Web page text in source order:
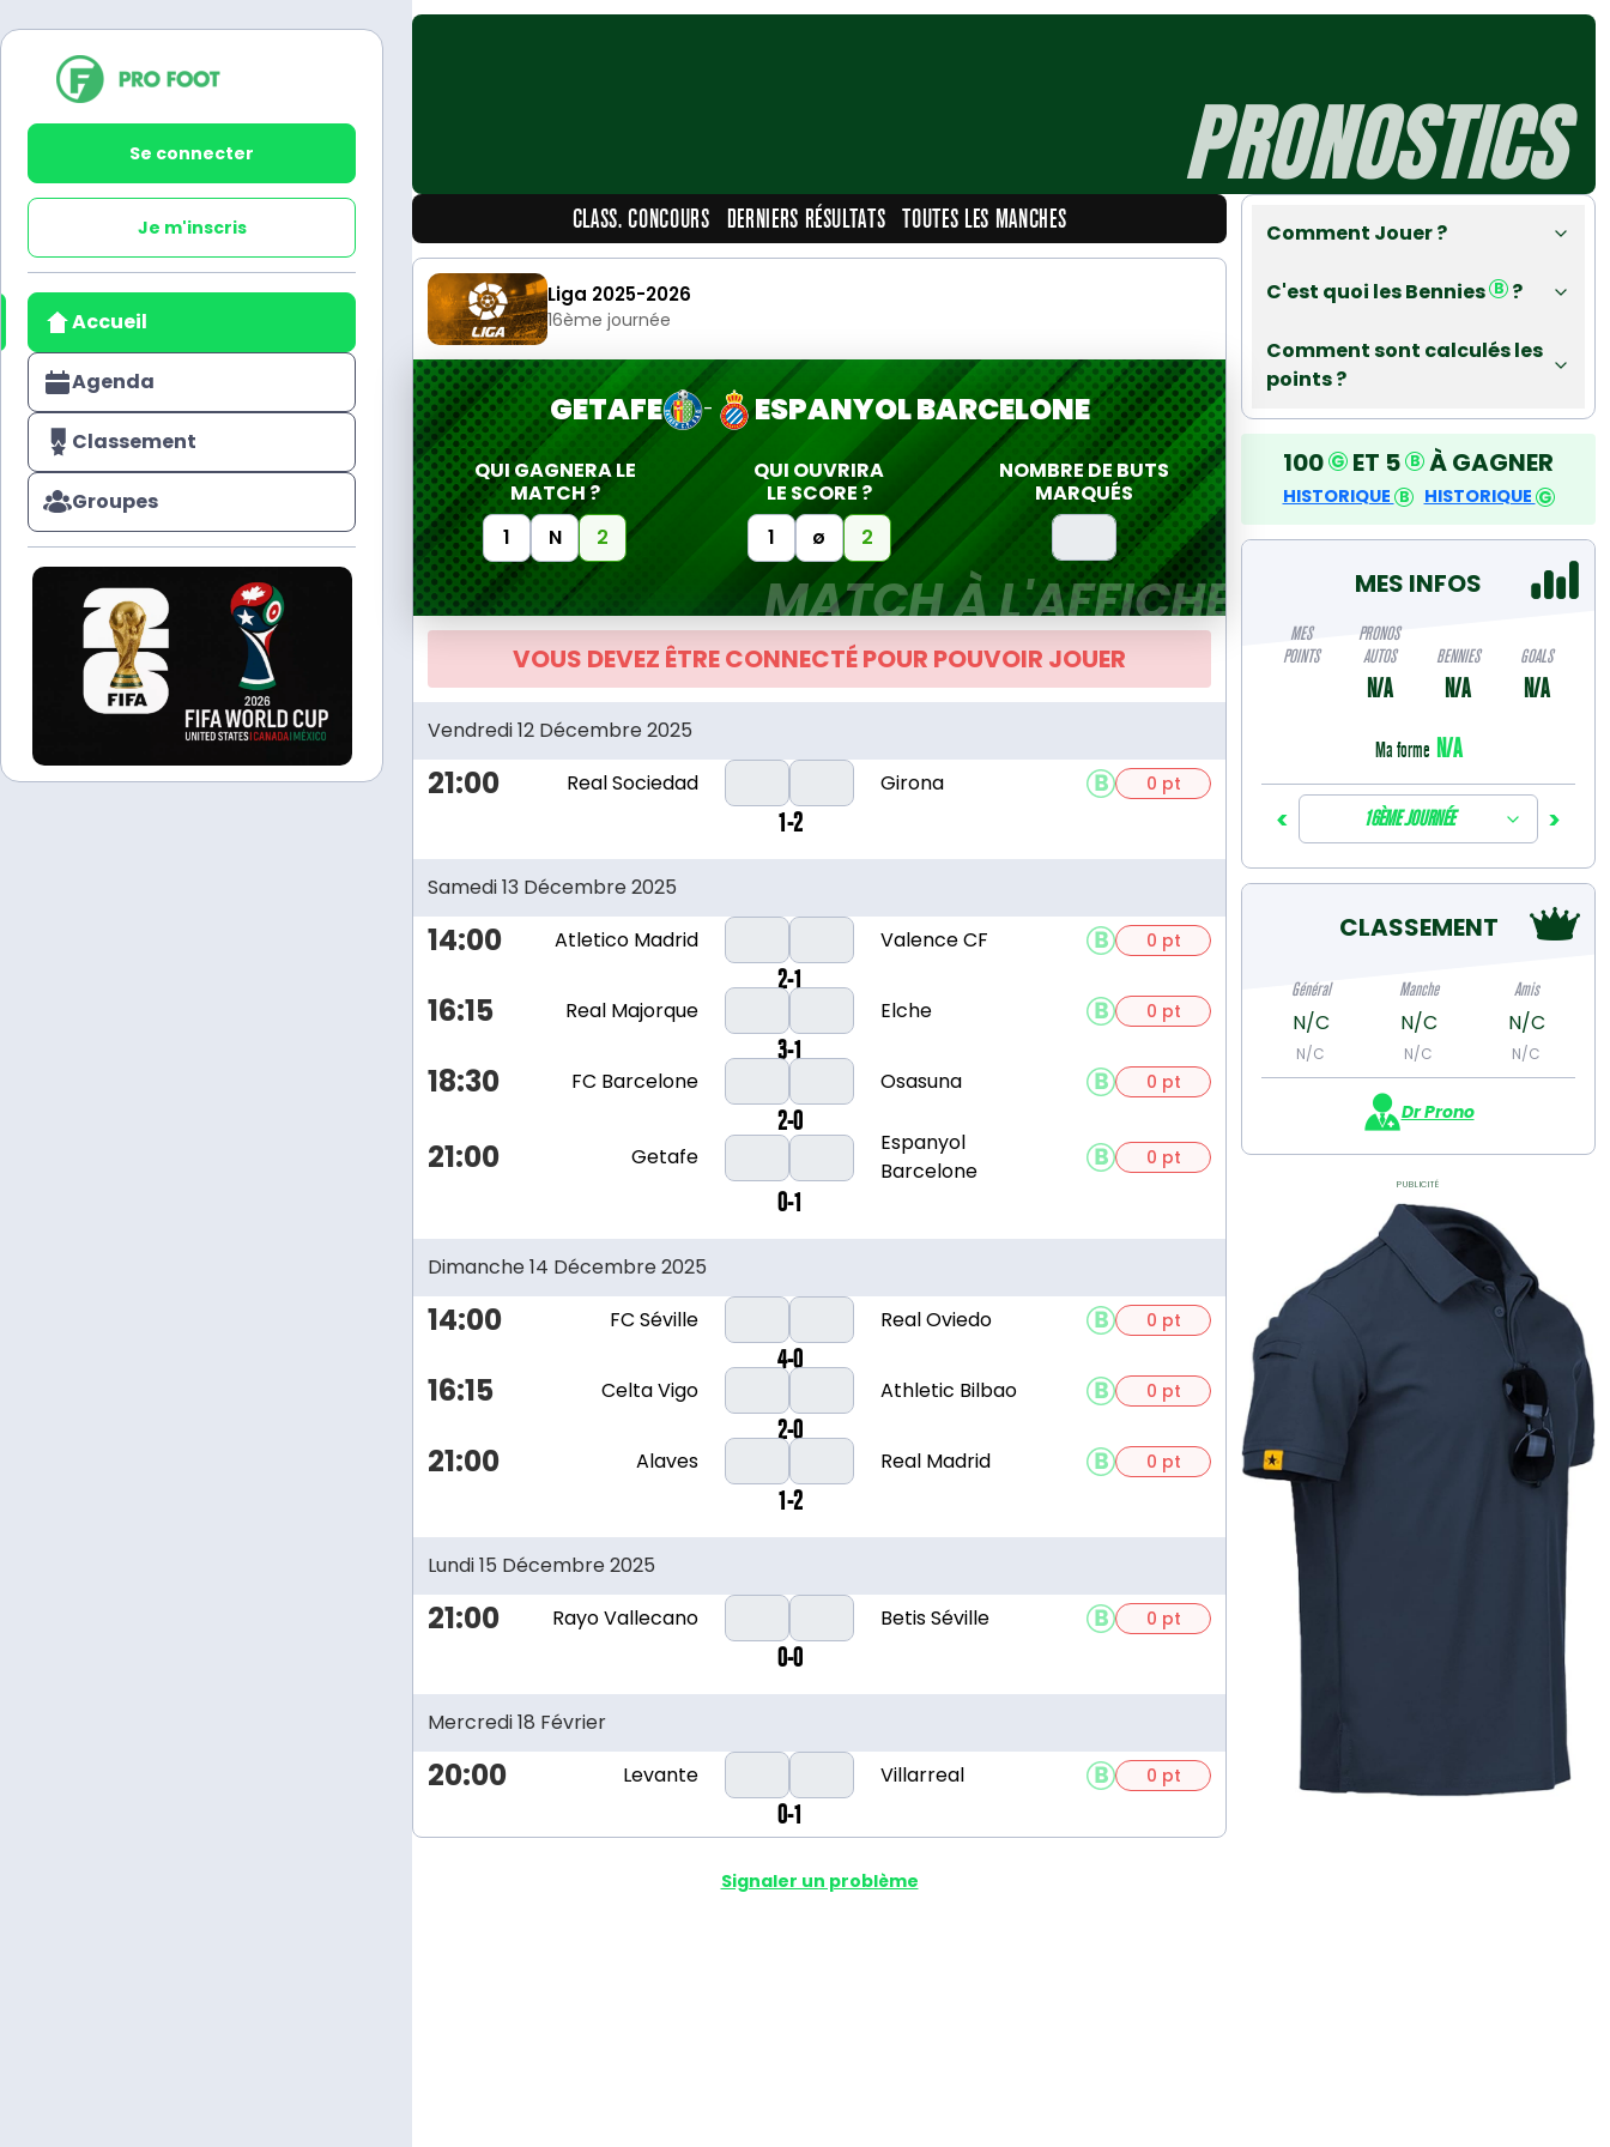
Se connecter
Je m'inscris
Accueil
Agenda
Classement
Groupes
PRONOSTICS
CLASS. CONCOURS DERNIERS RÉSULTATS TOUTES LES MANCHES
Liga 2025-2026
16ème journée
MATCH À L'AFFICHE
GETAFE - ESPANYOL BARCELONE
QUI GAGNERA LE
MATCH ?
1
N 2
QUI OUVRIRA
LE SCORE ?
1
ø 2
NOMBRE DE BUTS
MARQUÉS
VOUS DEVEZ ÊTRE CONNECTÉ POUR POUVOIR JOUER
Vendredi 12 Décembre 2025
21:00 Real Sociedad Girona
1-2
0 pt
Samedi 13 Décembre 2025
14:00 Atletico Madrid Valence CF
2-1
0 pt
16:15 Real Majorque Elche
3-1
0 pt
18:30 FC Barcelone Osasuna
2-0
0 pt
21:00 Getafe
Espanyol
Barcelone
0-1
0 pt
Dimanche 14 Décembre 2025
14:00 FC Séville Real Oviedo
4-0
0 pt
16:15 Celta Vigo Athletic Bilbao
2-0
0 pt
21:00 Alaves Real Madrid
1-2
0 pt
Lundi 15 Décembre 2025
21:00 Rayo Vallecano Betis Séville
0-0
0 pt
Mercredi 18 Février
20:00 Levante Villarreal
0-1
0 pt
Signaler un problème
Comment Jouer ?
C'est quoi les Bennies ?
Comment sont calculés les
points ?
100 ET 5 À GAGNER
HISTORIQUE HISTORIQUE
MES INFOS
MES
POINTS
PRONOS
AUTOS
N/A
BENNIES
N/A
GOALS
N/A
Ma forme N/A
< 16ÈME JOURNÉE >
CLASSEMENT
Général
N/C
N/C
Manche
N/C
N/C
Amis
N/C
N/C
Dr Prono
Publicité